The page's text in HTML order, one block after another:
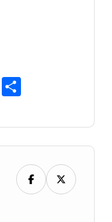
Email